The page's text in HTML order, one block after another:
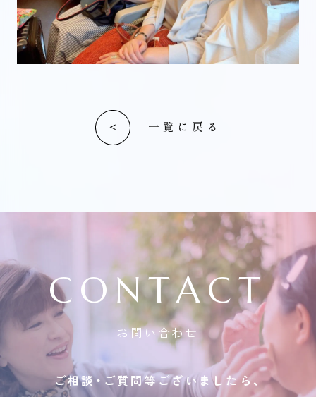
一覧に戻る
CONTACT
お問い合わせ
ご相談・ご質問等ございましたら、